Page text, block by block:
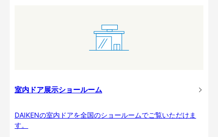
室内ドア展示ショールーム
DAIKENの室内ドアを全国のショールームでご覧いただけま
す。